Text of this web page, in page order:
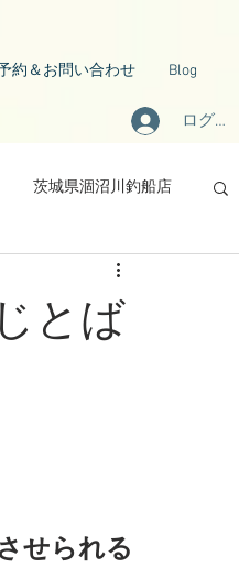
約＆お問い合わせ Blog
ログイン
茨城県涸沼川釣船店
とば
せられる